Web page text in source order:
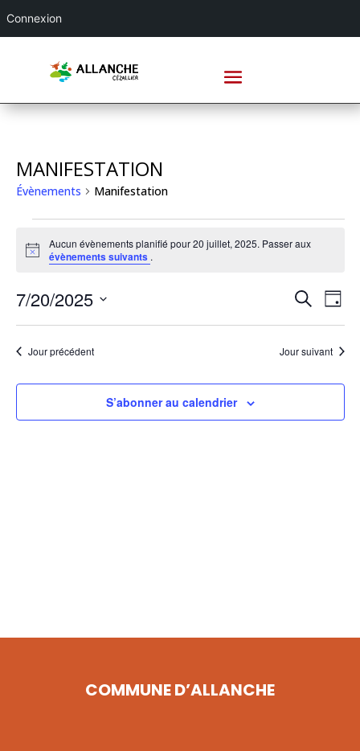
MANIFESTATION
Évènements Manifestation
ÉVÈNEMENTS
FOR
JUILLET,
2025
Notice
Aucun évènements planifié pour 20 juillet, 2025. Passer aux
évènements suivants .
ET
DE
VUES
Recherche
DE
Jour
7/20/2025
date.Jour précédent Jour suivant
S’abonner au calendrier
COMMUNE D’ALLANCHE
Connexion